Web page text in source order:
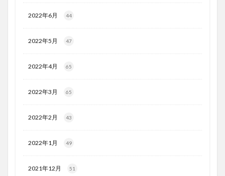
2022年6月 44
2022年5月 47
2022年4月 65
2022年3月 65
2022年2月 43
2022年1月 49
2021年12月 51